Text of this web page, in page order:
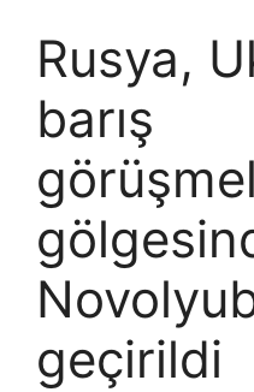
Rusya,
barış
geçirildi